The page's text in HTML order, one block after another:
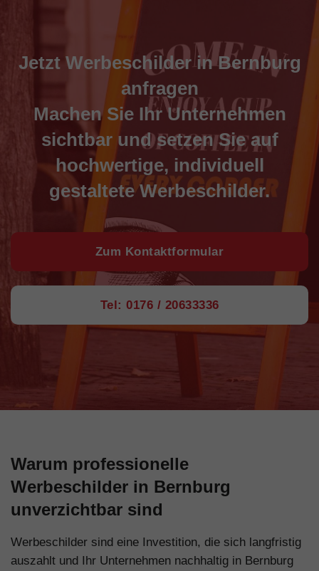
Jetzt Werbeschilder in Bernburg
anfragen
Machen Sie Ihr Unternehmen
sichtbar und setzen Sie auf
hochwertige, individuell
gestaltete Werbeschilder.
Zum Kontaktformular
Tel: 0176 / 20633336
Warum professionelle
Werbeschilder in Bernburg
unverzichtbar sind
Werbeschilder sind eine Investition, die sich langfristig
auszahlt und Ihr Unternehmen nachhaltig in Bernburg